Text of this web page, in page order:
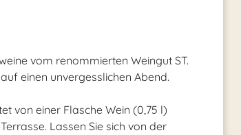
vom renommierten Weingut ST.
einen unvergesslichen Abend.
von einer Flasche Wein (0,75 l)
Lassen Sie sich von der